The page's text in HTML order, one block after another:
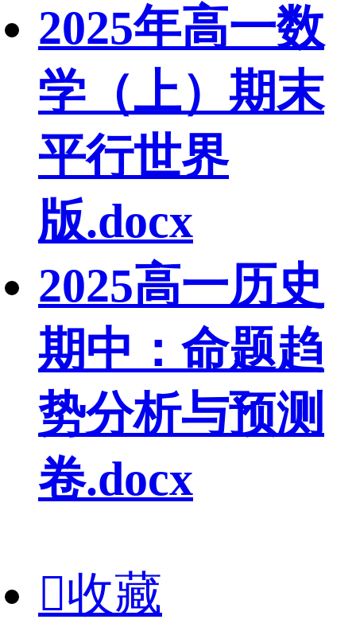
2025年高一数
学（上）期末
平行世界
版.docx
2025高一历史
期中：命题趋
势分析与预测
卷.docx
收藏